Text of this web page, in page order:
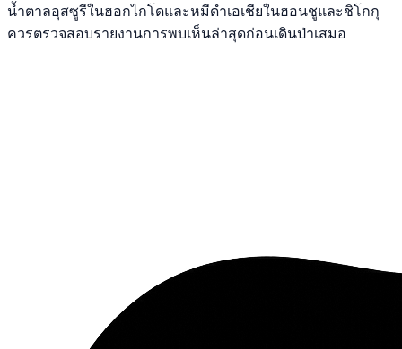
น้ำตาลอุสซูรีในฮอกไกโดและหมีดำเอเชียในฮอนชูและชิโกกุ
ควรตรวจสอบรายงานการพบเห็นล่าสุดก่อนเดินป่าเสมอ